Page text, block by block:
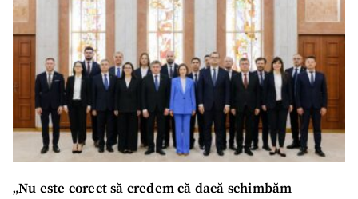
„Nu este corect să credem că dacă schimbăm